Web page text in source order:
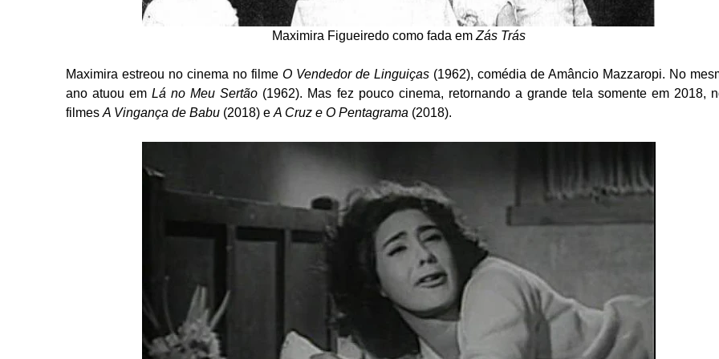
Maximira Figueiredo como fada em Zás Trás
Maximira estreou no cinema no filme O Vendedor de Linguiças (1962), comédia de Amâncio Mazzaropi. No
ano atuou emLá no Meu Sertão (1962). Mas fez pouco cinema, retornando a grande tela somente em 2018,
filmes A Vingança de Babu (2018) e A Cruz e O Pentagrama (2018).